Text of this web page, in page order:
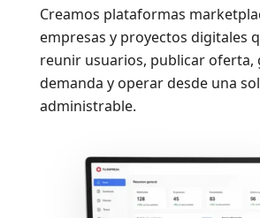
Creamos plataformas
empresas y proyectos digitales
reunir usuarios, publicar oferta,
demanda y operar desde una
administrable.